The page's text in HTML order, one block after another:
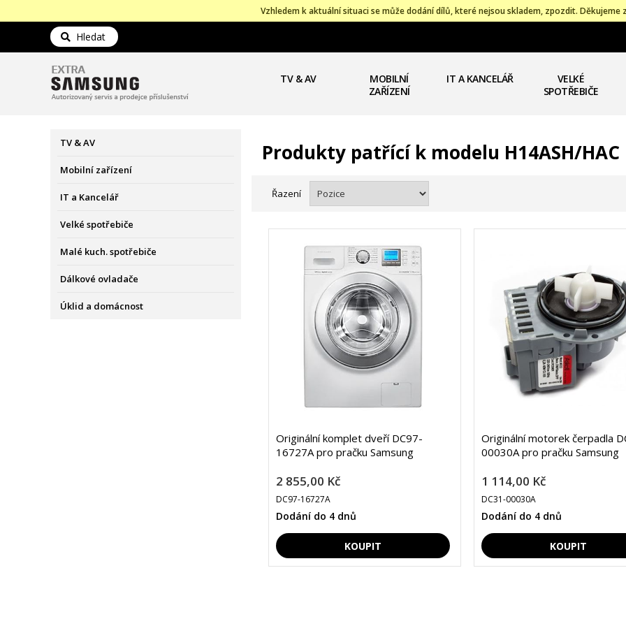
Vzhledem k aktuální situaci se může dodání dílů, které nejsou skladem, zpozdit. Děkujeme
Hledat
TV & AV
MOBILNÍ
ZAŘÍZENÍ
IT A KANCELÁŘ
VELKÉ
SPOTŘEBIČE
TV & AV
Mobilní zařízení
IT a Kancelář
Velké spotřebiče
Malé kuch. spotřebiče
Dálkové ovladače
Úklid a domácnost
Produkty patřící k modelu H14ASH/HAC
Řazení
Originální komplet dveří DC97-
16727A pro pračku Samsung
2 855,00 Kč
DC97-16727A
Dodání do 4 dnů
Originální motorek čerpadla
00030A pro pračku Samsung
1 114,00 Kč
DC31-00030A
Dodání do 4 dnů